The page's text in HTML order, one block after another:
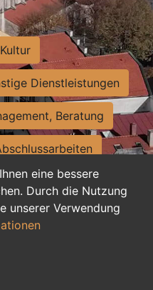
eine bessere
Durch die Nutzung
unserer Verwendung
Dienstleistungen
Beratung
Sekretariat
Ausbildung